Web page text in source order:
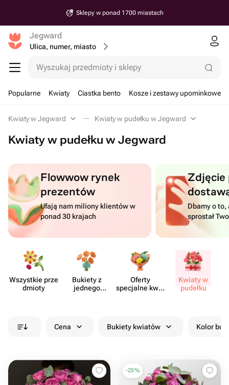
Sklepy w ponad 1700 miastach
Jegward
Ulica, numer, miasto
Wyszukaj przedmioty i sklepy
Popularne Kwiaty Ciastka bento Kosze i zestawy upominkowe
Kwiaty w Jegward Kwiaty w pudełku w Jegward
Kwiaty w pudełku w Jegward
Flowwow rynek
prezentów
Ufają nam miliony klientów w
ponad 30 krajach
Dbamy o to,
sprostał
Wszystkie prze​
dmioty
Bukiety z
jednego
Oferty
specjalne kwia​
Kwiaty w
pudełku
Cena Bukiety kwiatów Kolor
-25%